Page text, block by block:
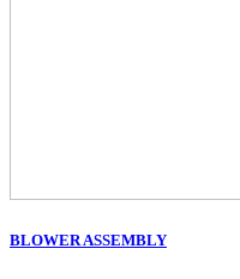
BLOWER ASSEMBLY